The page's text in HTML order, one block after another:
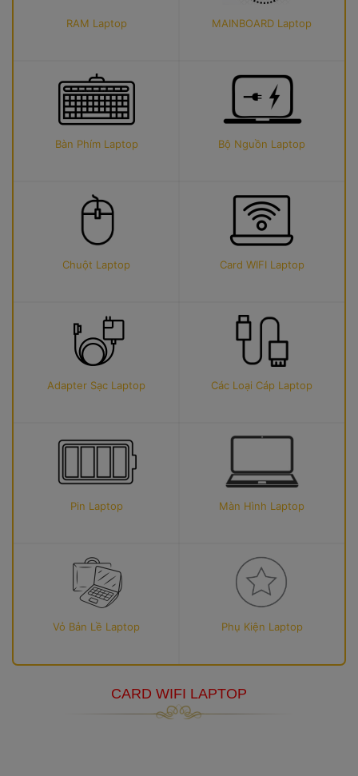
RAM Laptop
Bàn Phím Laptop
Chuột Laptop
Adapter Sạc Laptop
Pin Laptop
Vỏ Bản Lề Laptop
MAINBOARD Laptop
Bộ Nguồn Laptop
Card WIFI Laptop
Các Loại Cáp Laptop
Màn Hình Laptop
Phụ Kiện Laptop
CARD WIFI LAPTOP